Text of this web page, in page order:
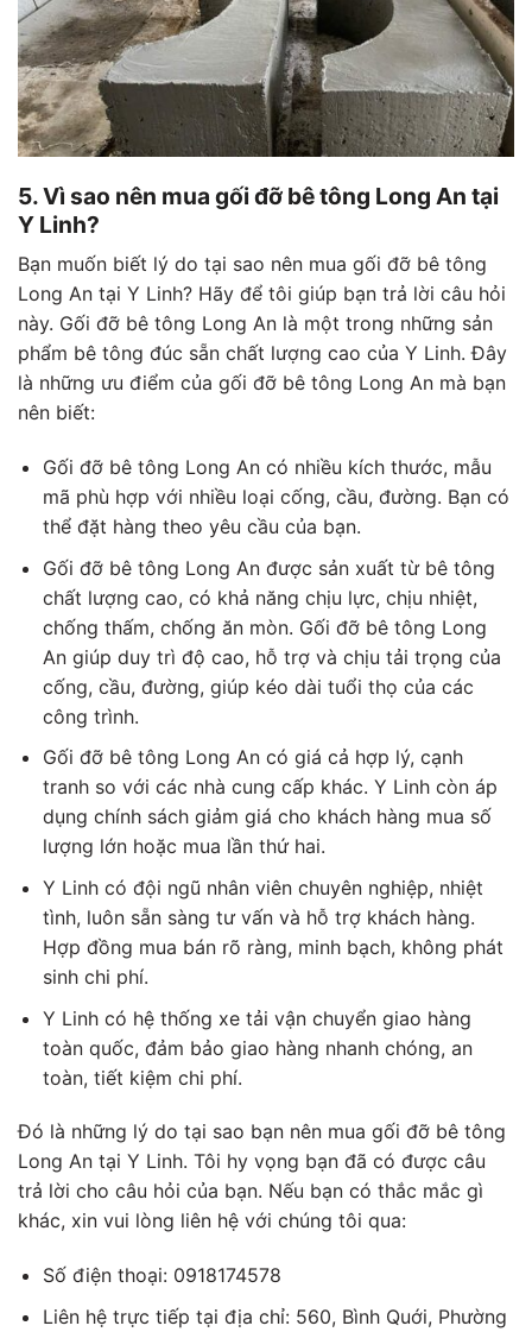
5. Vì sao nên mua gối đỡ bê tông Long An tại
Y Linh?
Bạn muốn biết lý do tại sao nên mua gối đỡ bê tông
Long An tại Y Linh? Hãy để tôi giúp bạn trả lời câu hỏi
này. Gối đỡ bê tông Long An là một trong những sản
phẩm bê tông đúc sẵn chất lượng cao của Y Linh. Đây
là những ưu điểm của gối đỡ bê tông Long An mà bạn
nên biết:
Gối đỡ bê tông Long An có nhiều kích thước, mẫu
mã phù hợp với nhiều loại cống, cầu, đường. Bạn có
thể đặt hàng theo yêu cầu của bạn.
Gối đỡ bê tông Long An được sản xuất từ bê tông
chất lượng cao, có khả năng chịu lực, chịu nhiệt,
chống thấm, chống ăn mòn. Gối đỡ bê tông Long
An giúp duy trì độ cao, hỗ trợ và chịu tải trọng của
cống, cầu, đường, giúp kéo dài tuổi thọ của các
công trình.
Gối đỡ bê tông Long An có giá cả hợp lý, cạnh
tranh so với các nhà cung cấp khác. Y Linh còn áp
dụng chính sách giảm giá cho khách hàng mua số
lượng lớn hoặc mua lần thứ hai.
Y Linh có đội ngũ nhân viên chuyên nghiệp, nhiệt
tình, luôn sẵn sàng tư vấn và hỗ trợ khách hàng.
Hợp đồng mua bán rõ ràng, minh bạch, không phát
sinh chi phí.
Y Linh có hệ thống xe tải vận chuyển giao hàng
toàn quốc, đảm bảo giao hàng nhanh chóng, an
toàn, tiết kiệm chi phí.
Đó là những lý do tại sao bạn nên mua gối đỡ bê tông
Long An tại Y Linh. Tôi hy vọng bạn đã có được câu
trả lời cho câu hỏi của bạn. Nếu bạn có thắc mắc gì
khác, xin vui lòng liên hệ với chúng tôi qua:
Số điện thoại: 0918174578
Liên hệ trực tiếp tại địa chỉ: 560, Bình Quới, Phường